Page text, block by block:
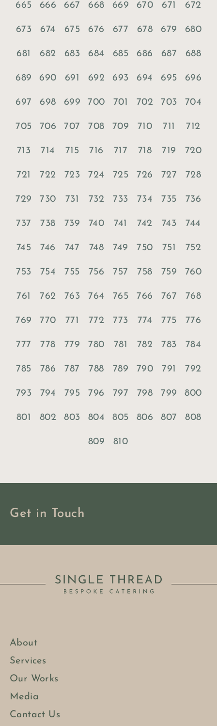
665 666 667 668 669 670 671 672
673 674 675 676 677 678 679 680
681 682 683 684 685 686 687 688
689 690 691 692 693 694 695 696
697 698 699 700 701 702 703 704
705 706 707 708 709 710 711 712
713 714 715 716 717 718 719 720
721 722 723 724 725 726 727 728
729 730 731 732 733 734 735 736
737 738 739 740 741 742 743 744
745 746 747 748 749 750 751 752
753 754 755 756 757 758 759 760
761 762 763 764 765 766 767 768
769 770 771 772 773 774 775 776
777 778 779 780 781 782 783 784
785 786 787 788 789 790 791 792
793 794 795 796 797 798 799 800
801 802 803 804 805 806 807 808
809 810
Get in Touch
About
Services
Our Works
Media
Contact Us